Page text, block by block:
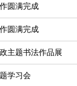
圆满完成
圆满完成
主题书法作品展
学习会